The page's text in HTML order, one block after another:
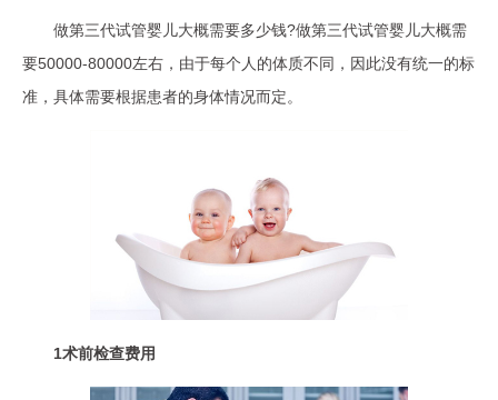
做第三代试管婴儿大概需要多少钱?做第三代试管婴儿大概需
要50000-80000左右，由于每个人的体质不同，因此没有统一的标
准，具体需要根据患者的身体情况而定。
1术前检查费用